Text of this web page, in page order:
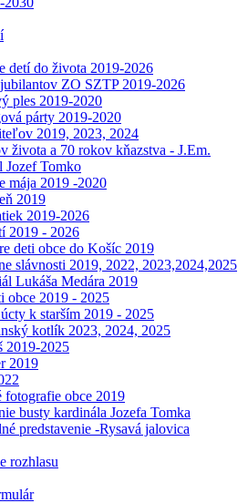
detí do života 2019-2026
ZO SZTP 2019-2026
ples 2019-2020
párty 2019-2020
2019, 2023, 2024
života a 70 rokov kňazstva - J.Em.
Jozef Tomko
mája 2019 -2020
2019
2019-2026
2019 - 2026
deti obce do Košíc 2019
slávnosti 2019, 2022, 2023,2024,2025
Lukáša Medára 2019
obce 2019 - 2025
k starším 2019 - 2025
kotlík 2023, 2024, 2025
2019-2025
2019
fotografie obce 2019
busty kardinála Jozefa Tomka
predstavenie -Rysavá jalovica
rozhlasu